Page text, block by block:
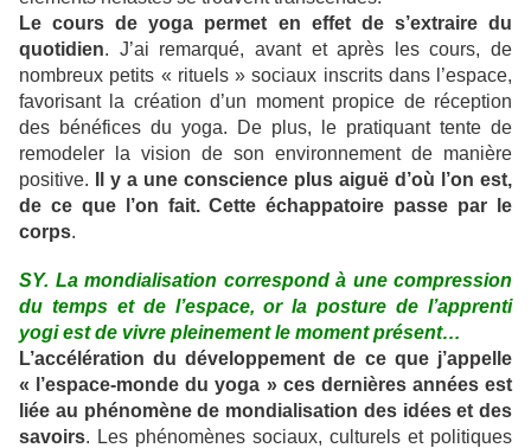
Le cours de yoga permet en effet de s’extraire du
quotidien. J’ai remarqué, avant et après les cours, de
nombreux petits « rituels » sociaux inscrits dans l’espace,
favorisant la création d’un moment propice de réception
des bénéfices du yoga. De plus, le pratiquant tente de
remodeler la vision de son environnement de manière
positive.
Il y a une conscience plus aiguë d’où l’on est,
de ce que l’on fait. Cette échappatoire passe par le
corps.
SY. La mondialisation correspond à une compression
du temps et de l’espace, or la posture de l’apprenti
yogi est de vivre pleinement le moment présent…
L’accélération du développement de ce que j’appelle
« l’espace-monde du yoga » ces dernières années est
liée au phénomène de mondialisation des idées et des
savoirs. Les phénomènes sociaux, culturels et politiques